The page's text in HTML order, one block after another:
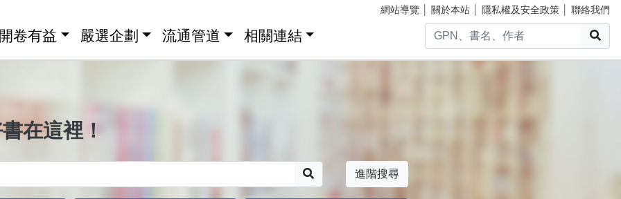
網站導覽 關於本站 隱私權及安全政策 聯絡我們
卷有益 嚴選企劃 流通管道 相關連結
在這裡！
進階搜尋